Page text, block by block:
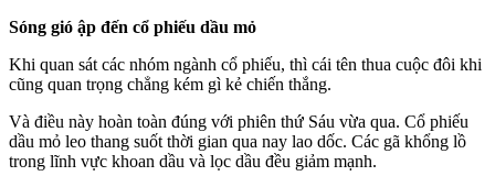
Sóng gió ập đến cổ phiếu dầu mỏ
Khi quan sát các nhóm ngành cổ phiếu, thì cái tên thua cuộc đôi khi
cũng quan trọng chẳng kém gì kẻ chiến thắng.
Và điều này hoàn toàn đúng với phiên thứ Sáu vừa qua. Cổ phiếu
dầu mỏ leo thang suốt thời gian qua nay lao dốc. Các gã khổng lồ
trong lĩnh vực khoan dầu và lọc dầu đều giảm mạnh.